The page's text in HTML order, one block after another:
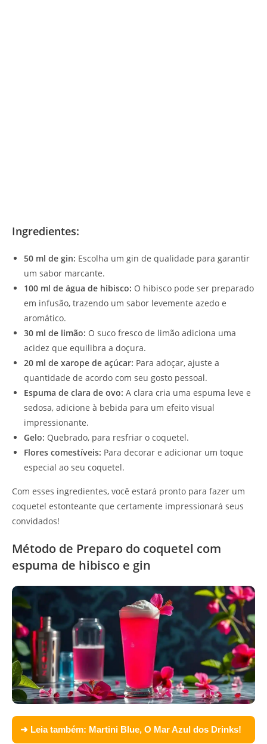
Ingredientes:
50 ml de gin: Escolha um gin de qualidade para garantir
um sabor marcante.
100 ml de água de hibisco: O hibisco pode ser preparado
em infusão, trazendo um sabor levemente azedo e
aromático.
30 ml de limão: O suco fresco de limão adiciona uma
acidez que equilibra a doçura.
20 ml de xarope de açúcar: Para adoçar, ajuste a
quantidade de acordo com seu gosto pessoal.
Espuma de clara de ovo: A clara cria uma espuma leve e
sedosa, adicione à bebida para um efeito visual
impressionante.
Gelo: Quebrado, para resfriar o coquetel.
Flores comestíveis: Para decorar e adicionar um toque
especial ao seu coquetel.
Com esses ingredientes, você estará pronto para fazer um
coquetel estonteante que certamente impressionará seus
convidados!
Método de Preparo do coquetel com
espuma de hibisco e gin
➜ Leia também: Martini Blue, O Mar Azul dos Drinks!